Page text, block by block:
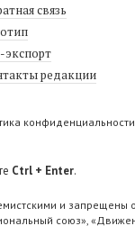
связь
экспорт
редакции
Ctrl + Enter.
и
союз»,